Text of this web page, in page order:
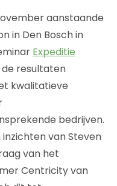
aanstaande
in Den Bosch in
Expeditie
de resultaten
kwalitatieve
bedrijven.
van Steven
van het
Centricity van